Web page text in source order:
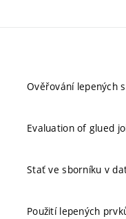
Ověřování lepených
Evaluation of glued
Stať ve sborníku v
Použití lepených